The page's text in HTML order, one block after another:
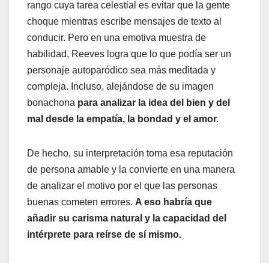
rango cuya tarea celestial es evitar que la gente
choque mientras escribe mensajes de texto al
conducir. Pero en una emotiva muestra de
habilidad, Reeves logra que lo que podía ser un
personaje autoparódico sea más meditada y
compleja. Incluso, alejándose de su imagen
bonachona para analizar la idea del bien y del
mal desde la empatía, la bondad y el amor.
De hecho, su interpretación toma esa reputación
de persona amable y la convierte en una manera
de analizar el motivo por el que las personas
buenas cometen errores. A eso habría que
añadir su carisma natural y la capacidad del
intérprete para reírse de sí mismo.